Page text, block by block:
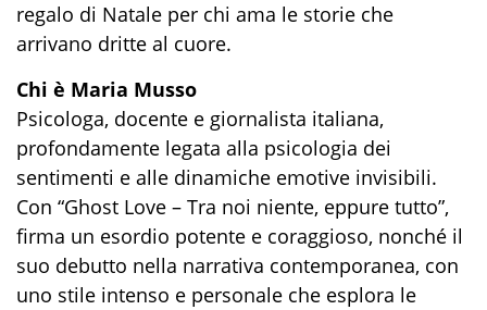
regalo di Natale per chi ama le storie che
arrivano dritte al cuore.
Chi è Maria Musso
Psicologa, docente e giornalista italiana,
profondamente legata alla psicologia dei
sentimenti e alle dinamiche emotive invisibili.
Con “Ghost Love – Tra noi niente, eppure tutto”,
firma un esordio potente e coraggioso, nonché il
suo debutto nella narrativa contemporanea, con
uno stile intenso e personale che esplora le